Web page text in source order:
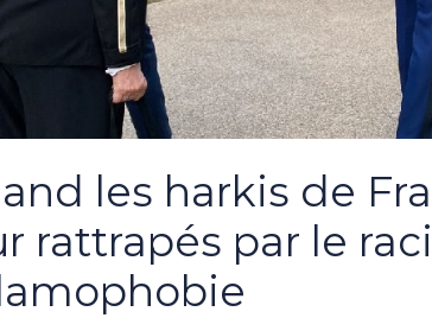
les harkis de
rattrapés par le